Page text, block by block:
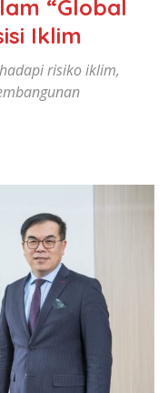
“Global
Iklim
risiko iklim,